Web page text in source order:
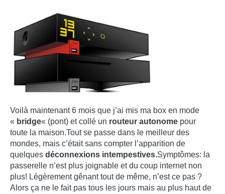
Voilà maintenant 6 mois que j’ai mis ma box en mode
« bridge« (pont) et collé un routeur autonome pour
toute la maison.Tout se passe dans le meilleur des
mondes, mais c’était sans compter l’apparition de
quelques déconnexions intempestives.Symptômes: la
passerelle n’est plus joignable et du coup internet non
plus! Légèrement gênant tout de même, n’est ce pas ?
Alors ça ne le fait pas tous les jours mais au plus haut de